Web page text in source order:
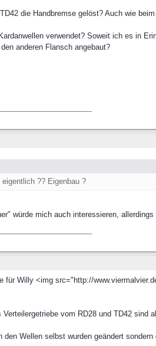
die Handbremse gelöst? Auch wie
verwendet? Soweit ich es in
anderen Flansch angebaut?
?? Eigenbau ?
würde mich auch interessieren,
für Willy <img src="http://
vom RD28 und TD42
Wellen selbst wurden geändert